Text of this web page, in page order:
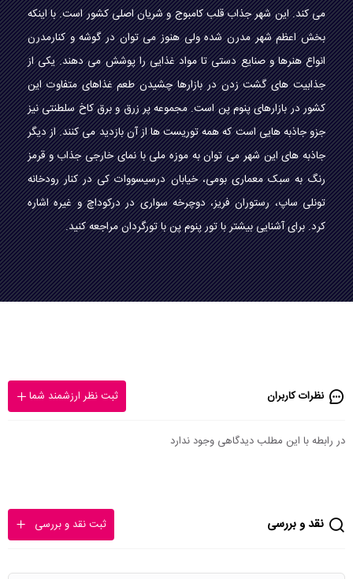
می کند. این شهر جذاب قلب کامبوج و شریان اصلی کشور است. با اینکه
بخش اعظم شهر مدرن شده ولی هنوز می توان در گوشه و کنارمدرن
انواع هنرها و صنایع دستی تا مواد غذایی را پوشش می دهند. یکی از
جذابیت های گشت زدن در بازارها چشیدن طعم غذاهای متفاوت این
کشور در بازارهای پنوم پن است. مجموعه پر زرق و برق کاخ سلطنتی نیز
جزو جاذبه هایی است که همه توریست ها از آن بازدید می کنند. از دیگر
جاذبه های این شهر می توان به موزه ملی با نمای خارجی جذاب و قرمز
رنگ به سبک معماری بومی، خیابان درسیسووات کی در کنار رودخانه
تونلی ساپ، رستوران فریز، دوچرخه سواری در درکوداچ و غیره اشاره
کرد. برای آشنایی بیشتر با تور پنوم پن با تورگردان مراجعه کنید.
نظرات کاربران ثبت نظر ارزشمند شما
در رابطه با این مطلب دیدگاهی وجود ندارد
نقد و بررسی ثبت نقد و بررسی